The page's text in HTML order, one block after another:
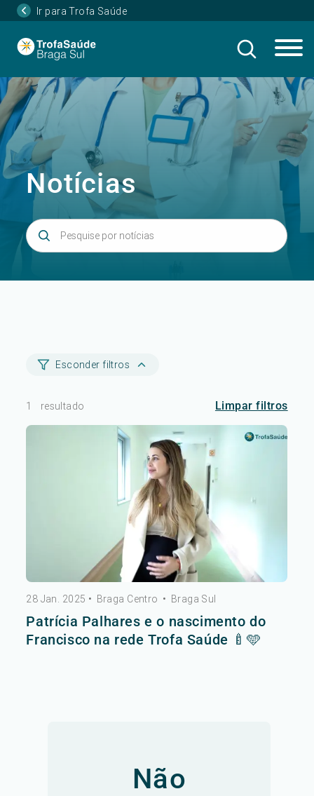
Ir para Trofa Saúde
Notícias
Esconder filtros
1 resultado Limpar filtros
28 Jan. 2025 • Braga Centro • Braga Sul
Patrícia Palhares e o nascimento do
Francisco na rede Trofa Saúde 🍼🩵
Não